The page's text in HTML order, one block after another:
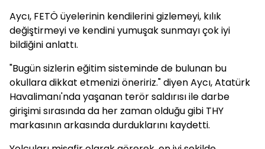
Aycı, FETÖ üyelerinin kendilerini gizlemeyi, kılık
değiştirmeyi ve kendini yumuşak sunmayı çok iyi
bildiğini anlattı.
"Bugün sizlerin eğitim sisteminde de bulunan bu
okullara dikkat etmenizi öneririz." diyen Aycı, Atatürk
Havalimanı'nda yaşanan terör saldırısı ile darbe
girişimi sırasında da her zaman olduğu gibi THY
markasının arkasında durduklarını kaydetti.